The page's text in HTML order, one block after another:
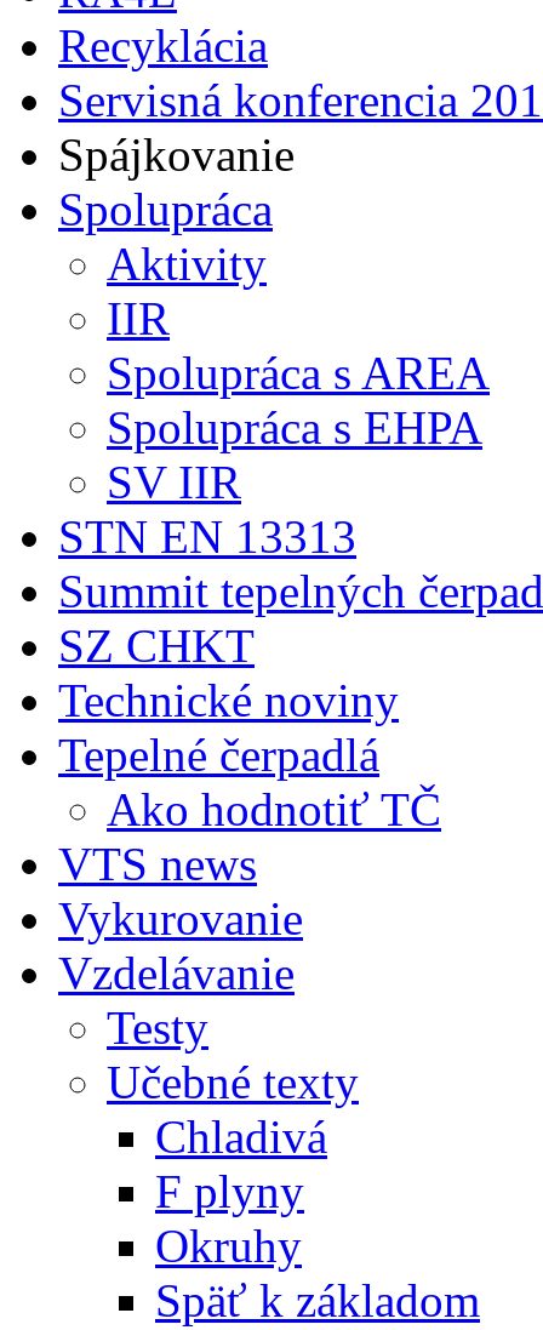
Recyklácia
Servisná konferencia
Spájkovanie
Spolupráca
Aktivity
IIR
Spolupráca s AREA
Spolupráca s EHPA
SV IIR
STN EN 13313
Summit tepelných
SZ CHKT
Technické noviny
Tepelné čerpadlá
Ako hodnotiť TČ
VTS news
Vykurovanie
Vzdelávanie
Testy
Učebné texty
Chladivá
F plyny
Okruhy
Späť k základom